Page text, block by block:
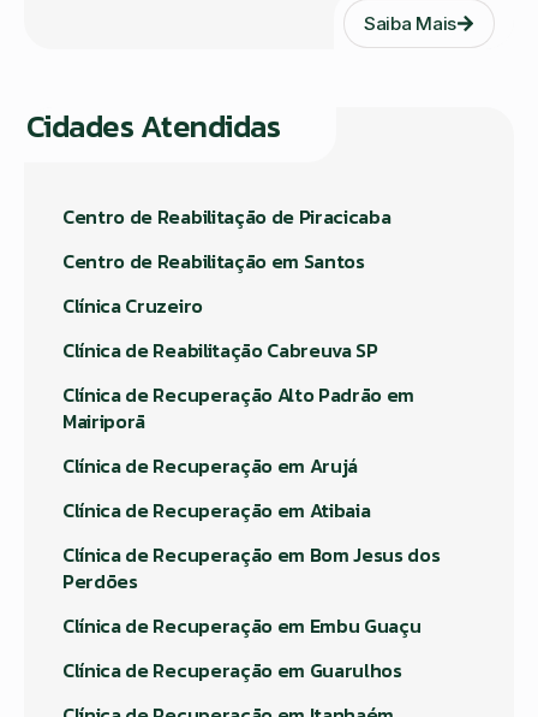
Saiba Mais
Cidades Atendidas
Centro de Reabilitação de Piracicaba
Centro de Reabilitação em Santos
Clínica Cruzeiro
Clínica de Reabilitação Cabreuva SP
Clínica de Recuperação Alto Padrão em
Mairiporã
Clínica de Recuperação em Arujá
Clínica de Recuperação em Atibaia
Clínica de Recuperação em Bom Jesus dos
Perdões
Clínica de Recuperação em Embu Guaçu
Clínica de Recuperação em Guarulhos